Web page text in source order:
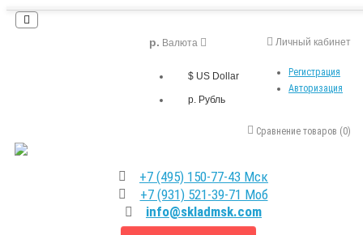
Личный кабинет
Регистрация
Авторизация
р. Валюта
$ US Dollar
р. Рубль
Сравнение товаров (0)
+7 (495) 150-77-43 Мск
+7 (931) 521-39-71 Моб
info@skladmsk.com